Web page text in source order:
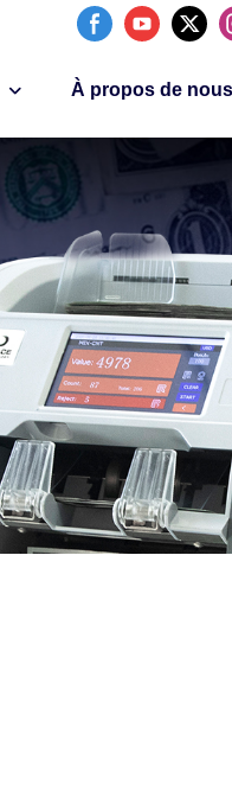
À propos de nous